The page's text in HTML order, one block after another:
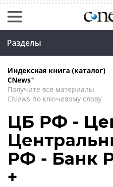
Разделы
Индексная книга (каталог)
CNews*
Получите все материалы
CNews по ключевому слову
ЦБ РФ -
РФ - Банк
+